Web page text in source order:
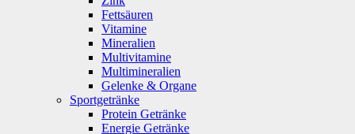
Fettsäuren
Vitamine
Mineralien
Multivitamine
Multimineralien
Gelenke & Organe
Sportgetränke
Protein Getränke
Energie Getränke